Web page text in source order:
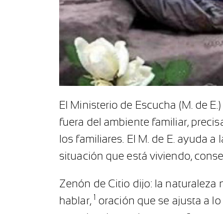
El Ministerio de Escucha (M. de
fuera del ambiente familiar,
los familiares. El M. de E. ayuda a
situación que está viviendo,
Zenón de Citio dijo: la
hablar, 1 oración que se ajusta a